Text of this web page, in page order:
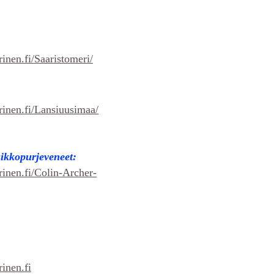
Saaristomeri/
Lansiuusimaa/
Colin-Archer-